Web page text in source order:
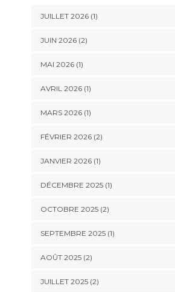
JUILLET 2026(1)
JUIN 2026(2)
MAI 2026(1)
AVRIL 2026(1)
MARS 2026(1)
FÉVRIER 2026(2)
JANVIER 2026(1)
DÉCEMBRE 2025(1)
OCTOBRE 2025(2)
SEPTEMBRE 2025(1)
AOÛT 2025(2)
JUILLET 2025(2)